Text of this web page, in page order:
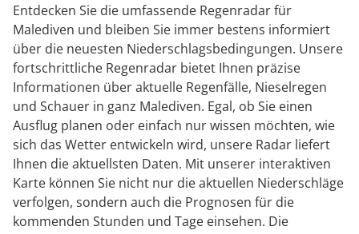
Entdecken Sie die umfassende Regenradar für
Malediven und bleiben Sie immer bestens informiert
über die neuesten Niederschlagsbedingungen. Unsere
fortschrittliche Regenradar bietet Ihnen präzise
Informationen über aktuelle Regenfälle, Nieselregen
und Schauer in ganz Malediven. Egal, ob Sie einen
Ausflug planen oder einfach nur wissen möchten, wie
sich das Wetter entwickeln wird, unsere Radar liefert
Ihnen die aktuellsten Daten. Mit unserer interaktiven
Karte können Sie nicht nur die aktuellen Niederschläge
verfolgen, sondern auch die Prognosen für die
kommenden Stunden und Tage einsehen. Die